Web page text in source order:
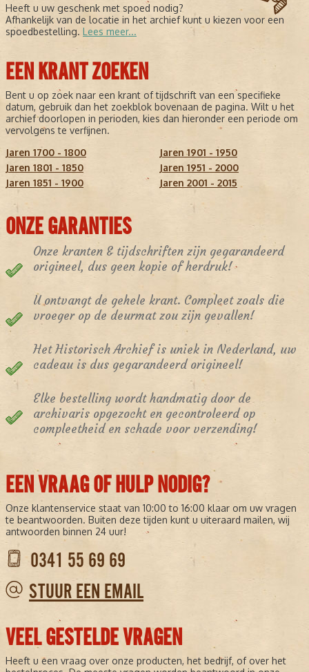
Heeft u uw geschenk met spoed nodig?
Afhankelijk van de locatie in het archief kunt u kiezen voor een
spoedbestelling. Lees meer...
EEN KRANT ZOEKEN
Bent u op zoek naar een krant of tijdschrift van een specifieke
datum, gebruik dan het zoekblok bovenaan de pagina. Wilt u het
archief doorlopen in perioden, kies dan hieronder een periode om
vervolgens te verfijnen.
Jaren 1700 - 1800
Jaren 1801 - 1850
Jaren 1851 - 1900
Jaren 1901 - 1950
Jaren 1951 - 2000
Jaren 2001 - 2015
ONZE GARANTIES
Onze kranten & tijdschriften zijn gegarandeerd
origineel, dus geen kopie of herdruk!
U ontvangt de gehele krant. Compleet zoals die
vroeger op de deurmat zou zijn gevallen!
Het Historisch Archief is uniek in Nederland, uw
cadeau is dus gegarandeerd origineel!
Elke bestelling wordt handmatig door de
archivaris opgezocht en gecontroleerd op
compleetheid en schade voor verzending!
EEN VRAAG OF HULP NODIG?
Onze klantenservice staat van 10:00 to 16:00 klaar om uw vragen
te beantwoorden. Buiten deze tijden kunt u uiteraard mailen, wij
antwoorden binnen 24 uur!
0341 55 69 69
STUUR EEN EMAIL
VEEL GESTELDE VRAGEN
Heeft u een vraag over onze producten, het bedrijf, of over het